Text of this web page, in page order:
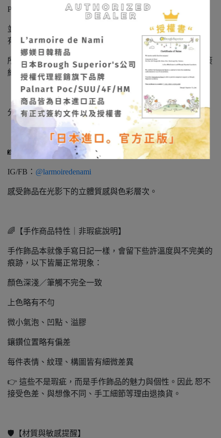
Palnart Poc 日本海外經銷商，
並經銷代理其旗下系列品牌：SUU / 4F / HM。（本賣場皆
有販售，歡迎詢問）
所有飾品皆為日本製造‧日本進口正品，持有正式授權與簽
約文件，請安心選購。
「娜媄日韓精品」很榮幸能將日本手作藝術帶到台灣，
分享這份細緻、溫柔且充滿靈魂的美。
📸 作品實拍不定期更新
IG/FB： @larmoiredenami
感受飾品在光影下的立體質感與色彩層次。
🌈【手作商品特性｜非瑕疵說明】
手作飾品本就像手寫日記一樣，會留下些許溫度與不完美的
痕跡，以下皆屬正常現象：
顏色深淺／筆觸不完全一致
上色略有不勻
微小氣泡、凹點、溢膠
鑲鑽位置略有偏差
每件表情、紋理、構圖皆有細微差異
👉 這些不是瑕疵，而是手作飾品的魅力與個性。因此 恕不
接受色差、與想像不同、手工細節等理由退換貨。
🛡️【材質與敏感提醒】